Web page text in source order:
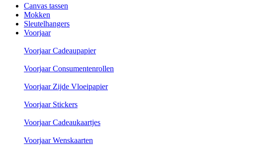
Canvas tassen
Mokken
Sleutelhangers
Voorjaar
Voorjaar Cadeaupapier
Voorjaar Consumentenrollen
Voorjaar Zijde Vloeipapier
Voorjaar Stickers
Voorjaar Cadeaukaartjes
Voorjaar Wenskaarten